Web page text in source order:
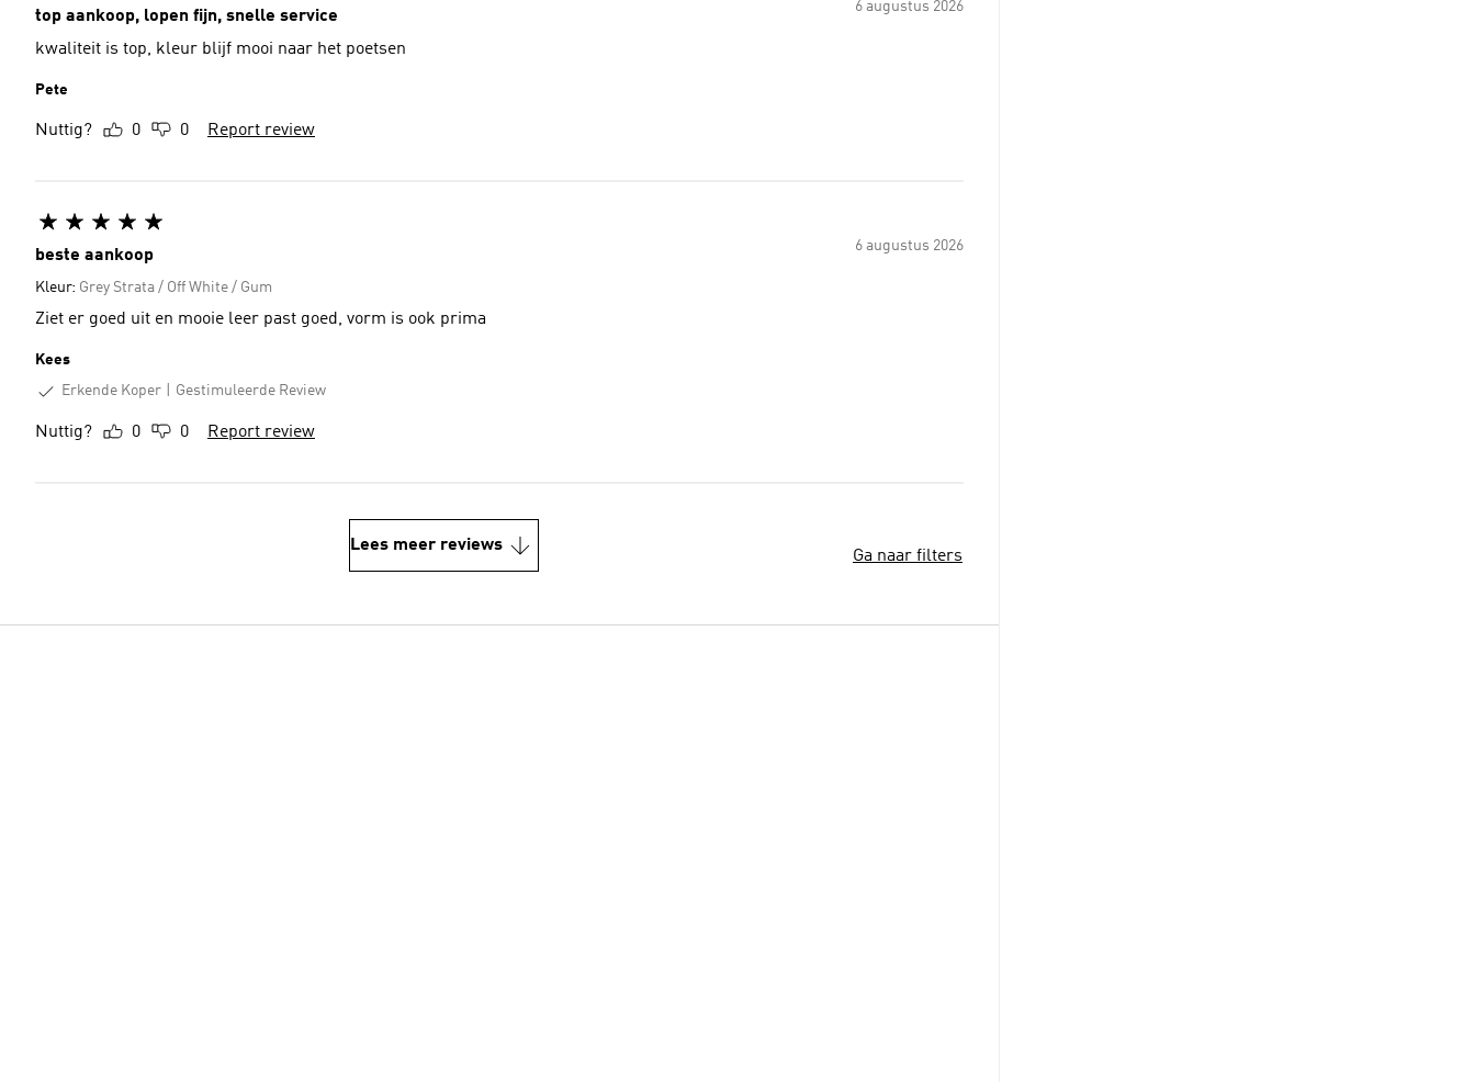
6 augustus 2026
top aankoop, lopen fijn, snelle service
kwaliteit is top, kleur blijf mooi naar het poetsen
Pete
Nuttig? 0 0 Report review
6 augustus 2026
beste aankoop
Kleur: Grey Strata / Off White / Gum
Ziet er goed uit en mooie leer past goed, vorm is ook prima
Kees
Erkende Koper
Gestimuleerde Review
Nuttig? 0 0 Report review
Lees meer reviews
Ga naar filters